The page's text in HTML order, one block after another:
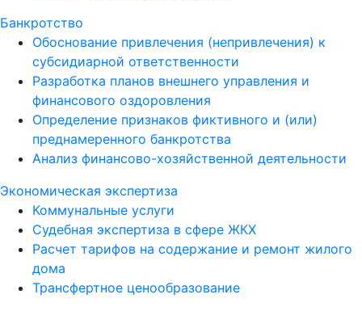
Банкротство
Обоснование привлечения (непривлечения) к
субсидиарной ответственности
Разработка планов внешнего управления и
финансового оздоровления
Определение признаков фиктивного и (или)
преднамеренного банкротства
Анализ финансово-хозяйственной деятельности
Экономическая экспертиза
Коммунальные услуги
Судебная экспертиза в сфере ЖКХ
Расчет тарифов на содержание и ремонт жилого
дома
Трансфертное ценообразование